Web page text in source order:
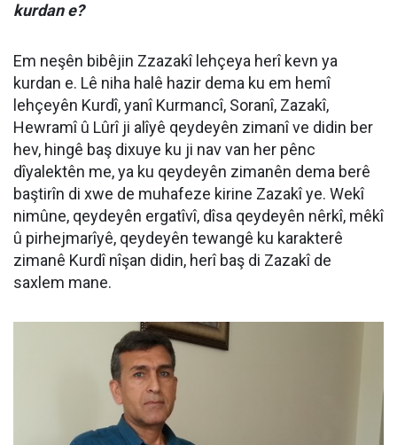
kurdan e?
Em neşên bibêjin Zzazakî lehçeya herî kevn ya
kurdan e. Lê niha halê hazir dema ku em hemî
lehçeyên Kurdî, yanî Kurmancî, Soranî, Zazakî,
Hewramî û Lûrî ji alîyê qeydeyên zimanî ve didin ber
hev, hingê baş dixuye ku ji nav van her pênc
dîyalektên me, ya ku qeydeyên zimanên dema berê
baştirîn di xwe de muhafeze kirine Zazakî ye. Wekî
nimûne, qeydeyên ergatîvî, dîsa qeydeyên nêrkî, mêkî
û pirhejmarîyê, qeydeyên tewangê ku karakterê
zimanê Kurdî nîşan didin, herî baş di Zazakî de
saxlem mane.